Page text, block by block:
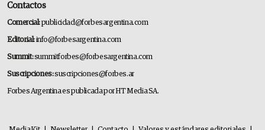
Contactos
Comercial:publicidad@forbesargentina.com
Editorial:info@forbesargentina.com
Summit:summitforbes@forbesargentina.com
Suscripciones:suscripciones@forbes.ar
Forbes Argentina es publicada por HT Media SA.